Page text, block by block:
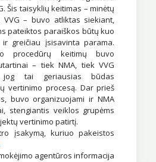
Šis taisyklių keitimas – minėtų
– buvo atliktas siekiant,
pateiktos paraiškos būtų kuo
greičiau įsisavinta parama.
procedūrų keitimų buvo
– tiek NMA, tiek VVG
jog tai geriausias būdas
vertinimo procesą. Dar prieš
buvo organizuojami ir NMA
stengiantis veiklos grupėms
vertinimo patirtį.
įsakymą, kuriuo pakeistos
agentūros informacija